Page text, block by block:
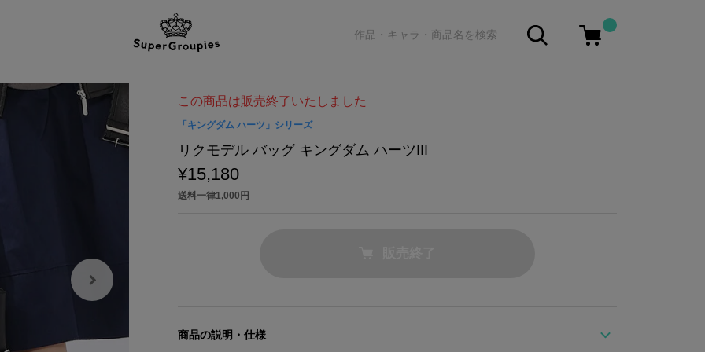
この商品は販売終了いたしました
「キングダム ハーツ」シリーズ
リクモデル バッグ キングダム ハーツIII
¥15,180
送料一律1,000円
商品の説明・仕様